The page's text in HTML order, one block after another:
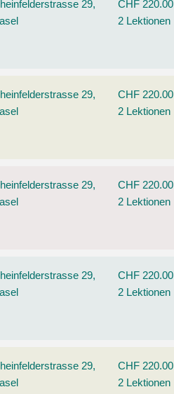
29,
CHF 220.00
2 Lektionen
29,
CHF 220.00
2 Lektionen
29,
CHF 220.00
2 Lektionen
29,
CHF 220.00
2 Lektionen
29,
CHF 220.00
2 Lektionen